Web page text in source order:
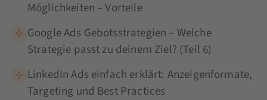
Möglichkeiten – Vorteile
Google Ads Gebotsstrategien – Welche
Strategie passt zu deinem Ziel? (Teil 6)
LinkedIn Ads einfach erklärt: Anzeigenformate,
Targeting und Best Practices